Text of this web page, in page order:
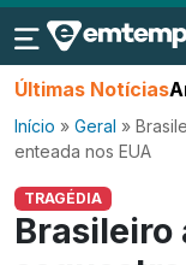
Últimas Notícias
Início » Geral »
enteada nos EUA
TRAGÉDIA
Brasileiro